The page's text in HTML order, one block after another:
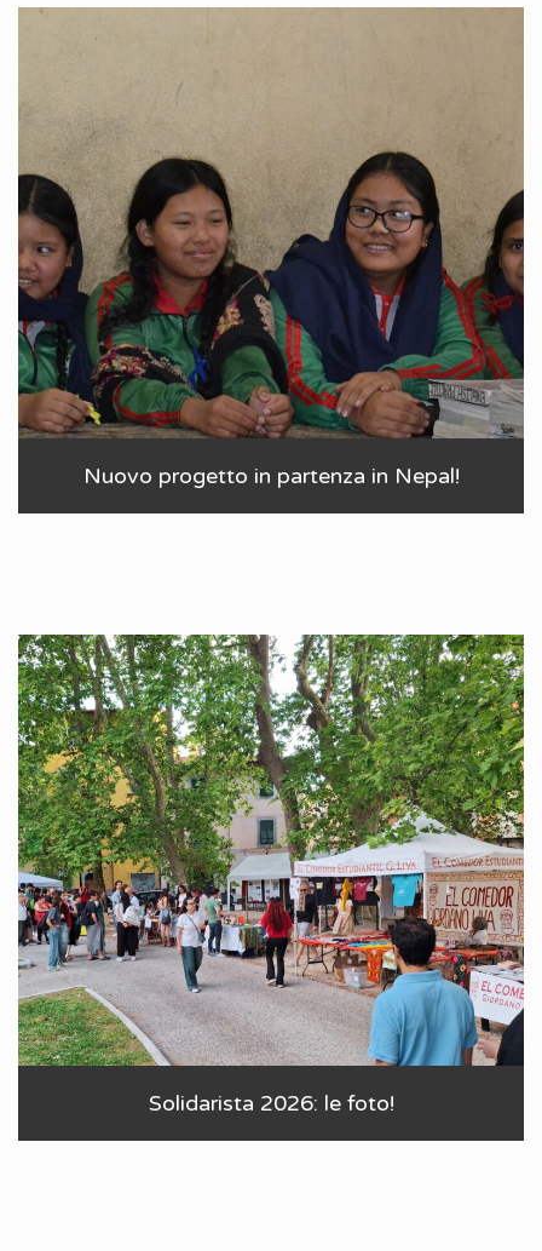
Nuovo progetto in partenza in Nepal!
Solidarista 2026: le foto!